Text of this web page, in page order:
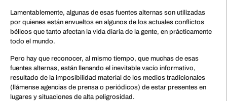
Lamentablemente, algunas de esas fuentes alternas son utilizadas
por quienes están envueltos en algunos de los actuales conflictos
bélicos que tanto afectan la vida diaria de la gente, en prácticamente
todo el mundo.
Pero hay que reconocer, al mismo tiempo, que muchas de esas
fuentes alternas, están llenando el inevitable vacío informativo,
resultado de la imposibilidad material de los medios tradicionales
(llámense agencias de prensa o periódicos) de estar presentes en
lugares y situaciones de alta peligrosidad.